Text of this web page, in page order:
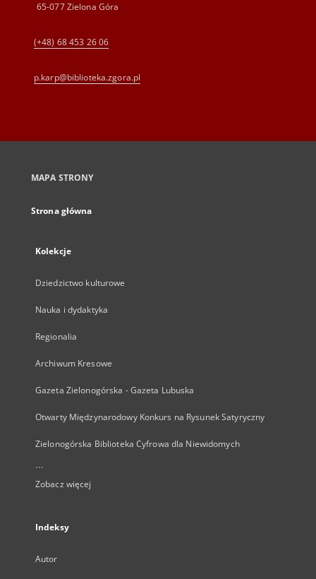
65-077 Zielona Góra
(+48) 68 453 26 06
p.karp@biblioteka.zgora.pl
MAPA STRONY
Strona główna
Kolekcje
Dziedzictwo kulturowe
Nauka i dydaktyka
Regionalia
Archiwum Kresowe
Gazeta Zielonogórska - Gazeta Lubuska
Otwarty Międzynarodowy Konkurs na Rysunek Satyryczny
Zielonogórska Biblioteka Cyfrowa dla Niewidomych
...
Zobacz więcej
Indeksy
Autor